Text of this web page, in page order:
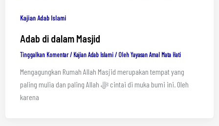
Kajian Adab Islami
Adab di dalam Masjid
Tinggalkan Komentar / Kajian Adab Islami/ OlehYayasan Amal Mata Hati
Mengagungkan Rumah Allah Masjid merupakan tempat yang
paling mulia dan paling Allah ﷻ cintai di muka bumi ini. Oleh
karena